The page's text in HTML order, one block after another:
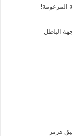
المزعومة!
الباطل
هرمز